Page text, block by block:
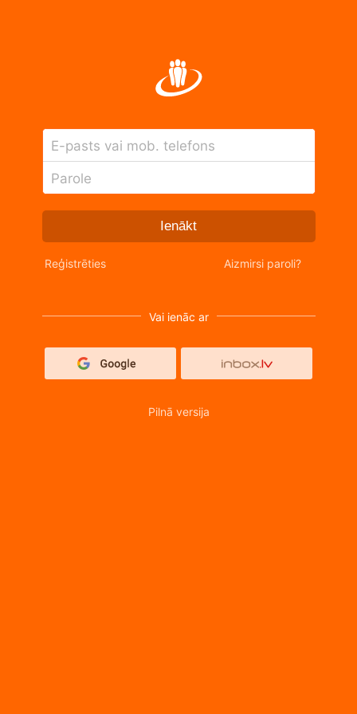
E-pasts vai mob. telefons
Parole
Ienākt
Reģistrēties Aizmirsi paroli?
Vai ienāc ar
Pilnā versija